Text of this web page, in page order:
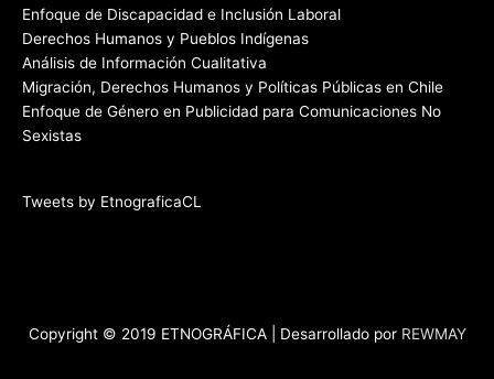
Enfoque de Discapacidad e Inclusión Laboral
Derechos Humanos y Pueblos Indígenas
Análisis de Información Cualitativa
Migración, Derechos Humanos y Políticas Públicas en Chile
Enfoque de Género en Publicidad para Comunicaciones No
Sexistas
Tweets by EtnograficaCL
Copyright © 2019 ETNOGRÁFICA | Desarrollado por REWMAY